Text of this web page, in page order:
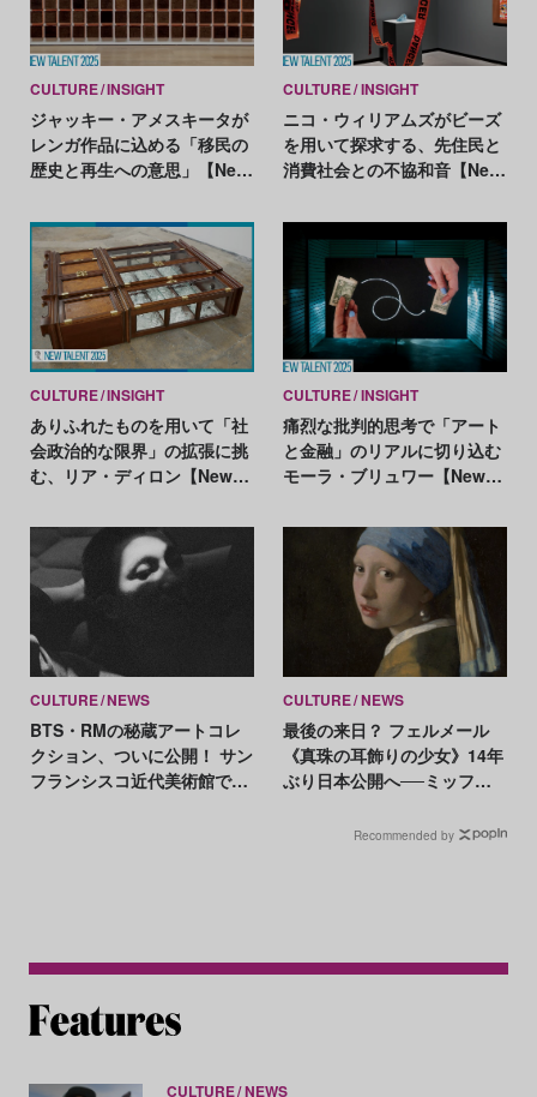
CULTURE INSIGHT
ジャッキー・アメスキータが
レンガ作品に込める「移民の
歴史と再生への意思」【New
CULTURE INSIGHT
ニコ・ウィリアムズがビーズ
を用いて探求する、先住民と
消費社会との不協和音【New
CULTURE INSIGHT
ありふれたものを用いて「社
会政治的な限界」の拡張に挑
む、リア・ディロン【New
CULTURE INSIGHT
痛烈な批判的思考で「アート
と金融」のリアルに切り込む
モーラ・ブリュワー【New
CULTURE NEWS
BTS・RMの秘蔵アートコレ
クション、ついに公開！ サン
フランシスコ近代美術館での
CULTURE NEWS
最後の来日？ フェルメール
《真珠の耳飾りの少女》14年
ぶり日本公開へ──ミッフィ
Recommended by
CULTURE NEWS